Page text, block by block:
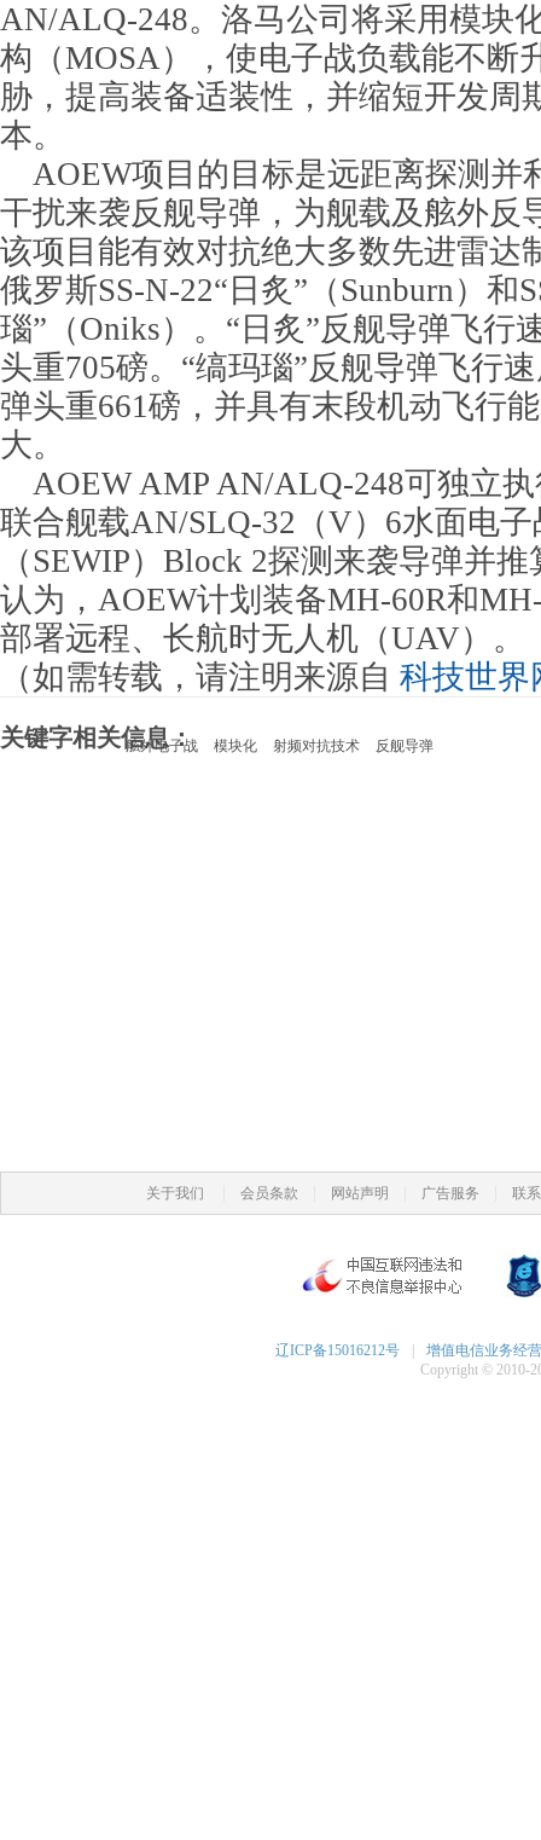
AN/ALQ-248。洛马公司将采用模块
构（MOSA），使电子战负载能不断
胁，提高装备适装性，并缩短开发周
本。
AOEW项目的目标是远距离探测并
干扰来袭反舰导弹，为舰载及舷外反
该项目能有效对抗绝大多数先进雷达
俄罗斯SS-N-22“日炙”（Sunburn）和
瑙”（Oniks）。“日炙”反舰导弹飞行
头重705磅。“缟玛瑙”反舰导弹飞行
弹头重661磅，并具有末段机动飞行
大。
AOEW AMP AN/ALQ-248可独立
联合舰载AN/SLQ-32（V）6水面电
（SEWIP）Block 2探测来袭导弹并
认为，AOEW计划装备MH-60R和
部署远程、长航时无人机（UAV）。
（如需转载，请注明来源自 科技世界
关键字相关信息：
舷外电子战 模块化 射频对抗技术 反舰导弹
关于我们 会员条款 网站声明 广告服务 联
辽ICP备15016212号
增值电信业务经
Copyright © 2010-